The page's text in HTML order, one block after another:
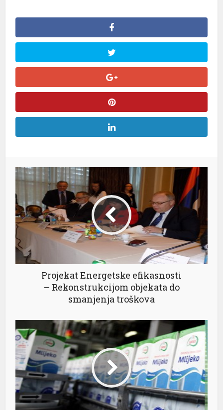
Projekat Energetske efikasnosti
– Rekonstrukcijom objekata do
smanjenja troškova